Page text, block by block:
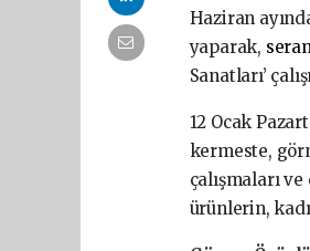
Haziran
yaparak,
Sanatları’
12 Ocak
kermeste,
çalışmaları
ürünlerin,